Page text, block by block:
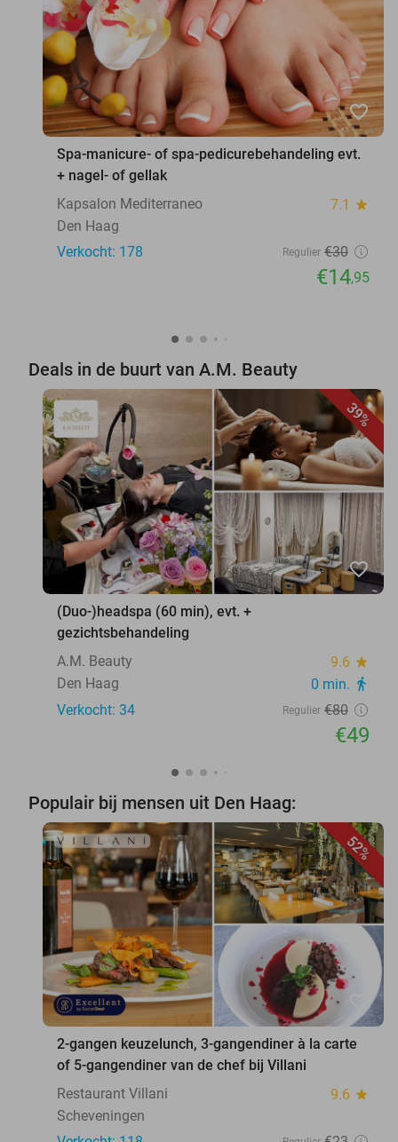
favorite_border
Spa-manicure- of spa-pedicurebehandeling evt.
+ nagel- of gellak
Kapsalon Mediterraneo
7.1 star
Den Haag
Verkocht: 178
Regulier €30
€14,95
Deals in de buurt van A.M. Beauty
39%
favorite_border
(Duo-)headspa (60 min), evt. +
gezichtsbehandeling
A.M. Beauty
9.6 star
Den Haag 0 min. directions_walk
Verkocht: 34 Regulier €80
€49
Populair bij mensen uit Den Haag:
52%
2-gangen keuzelunch, 3-gangendiner à la carte
of 5-gangendiner van de chef bij Villani
Restaurant Villani
9.6 star
Scheveningen